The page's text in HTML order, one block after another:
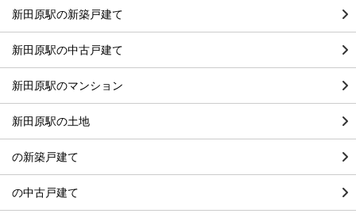
新田原駅の新築戸建て
新田原駅の中古戸建て
新田原駅のマンション
新田原駅の土地
の新築戸建て
の中古戸建て